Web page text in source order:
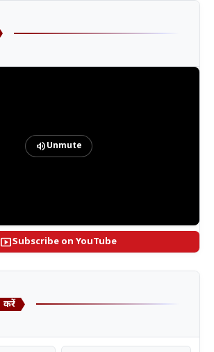
volume_upUnmute
smart_displaySubscribe on YouTube
करें